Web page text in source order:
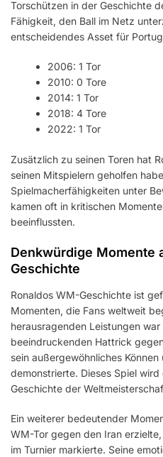
Torschützen in der Geschichte
Fähigkeit, den Ball im Netz
entscheidendes Asset für
2006: 1 Tor
2010: 0 Tore
2014: 1 Tor
2018: 4 Tore
2022: 1 Tor
Zusätzlich zu seinen Toren hat
seinen Mitspielern geholfen
Spielmacherfähigkeiten unter
kamen oft in kritischen
beeinflussten.
Denkwürdige Momente
Geschichte
Ronaldos WM-Geschichte ist
Momenten, die Fans weltweit
herausragenden Leistungen
beeindruckenden Hattrick
sein außergewöhnliches
demonstrierte. Dieses Spiel
Geschichte der
Ein weiterer bedeutender
WM-Tor gegen den Iran
im Turnier markierte. Seine